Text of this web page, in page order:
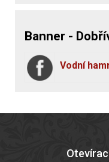
Banner -
Vodní